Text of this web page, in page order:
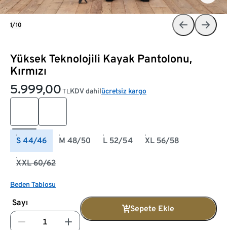
Yüksek Teknolojili Kayak Pantolonu,
Kırmızı
5.999,00 TL KDV dahilücretsiz kargo
S 44/46 M 48/50 L 52/54 XL 56/58
XXL 60/62
Beden Tablosu
Sayı
Sepete Ekle
1/10